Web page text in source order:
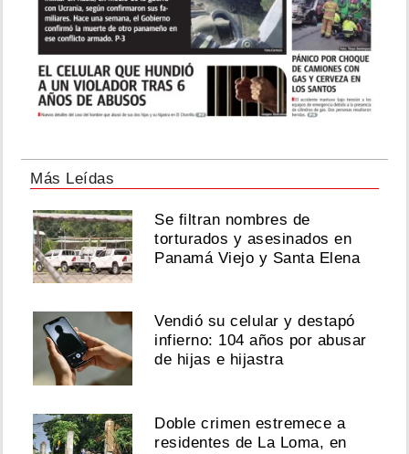
Más Leídas
Se filtran nombres de
torturados y asesinados en
Panamá Viejo y Santa Elena
Vendió su celular y destapó
infierno: 104 años por abusar
de hijas e hijastra
Doble crimen estremece a
residentes de La Loma, en